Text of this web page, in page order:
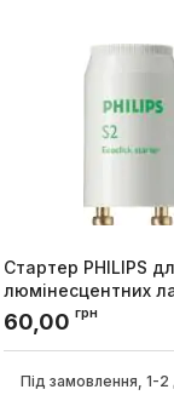
Стартер PHILIPS
люмінесцентних
послідовної схеми
SER 220-240V WH
60,00 грн
Під замовлення, 1-2